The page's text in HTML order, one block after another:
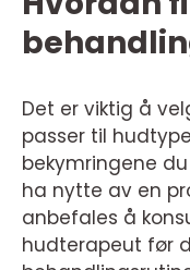
Det er viktig å
passer til
bekymringene
ha nytte av en
anbefales å
hudterapeut før